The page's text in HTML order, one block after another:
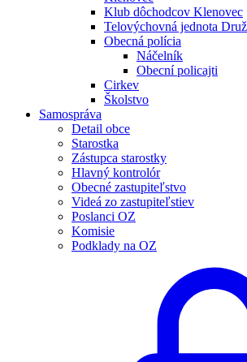
Klub dôchodcov Klenovec
Telovýchovná jednota
Obecná polícia
Náčelník
Obecní policajti
Cirkev
Školstvo
Samospráva
Detail obce
Starostka
Zástupca starostky
Hlavný kontrolór
Obecné zastupiteľstvo
Videá zo zastupiteľstiev
Poslanci OZ
Komisie
Podklady na OZ